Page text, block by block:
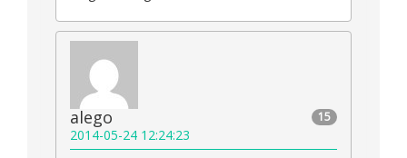
15
alego
2014-05-24 12:24:23